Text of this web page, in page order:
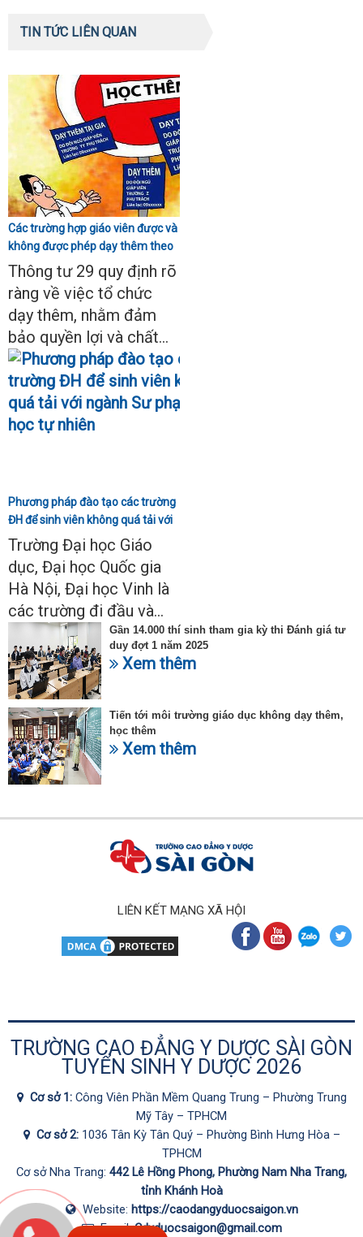
TIN TỨC LIÊN QUAN
Các trường hợp giáo viên được và
không được phép dạy thêm theo
Thông tư 29
Thông tư 29 quy định rõ
ràng về việc tổ chức
dạy thêm, nhằm đảm
bảo quyền lợi và chất...
Phương pháp đào tạo các trường
ĐH để sinh viên không quá tải với
ngành Sư phạm Khoa học tự
nhiên
Trường Đại học Giáo
dục, Đại học Quốc gia
Hà Nội, Đại học Vinh là
các trường đi đầu và...
Gần 14.000 thí sinh tham gia kỳ thi Đánh giá tư
duy đợt 1 năm 2025
Xem thêm
Tiến tới môi trường giáo dục không dạy thêm,
học thêm
Xem thêm
LIÊN KẾT MẠNG XÃ HỘI
TRƯỜNG CAO ĐẲNG Y DƯỢC SÀI GÒN
TUYỂN SINH Y DƯỢC 2026
Cơ sở 1: Công Viên Phần Mềm Quang Trung – Phường Trung
Mỹ Tây – TPHCM
Cơ sở 2: 1036 Tân Kỳ Tân Quý – Phường Bình Hưng Hòa –
TPHCM
Cơ sở Nha Trang: 442 Lê Hồng Phong, Phường Nam Nha Trang,
tỉnh Khánh Hoà
Website: https://caodangyduocsaigon.vn
Email:Cdyduocsaigon@gmail.com